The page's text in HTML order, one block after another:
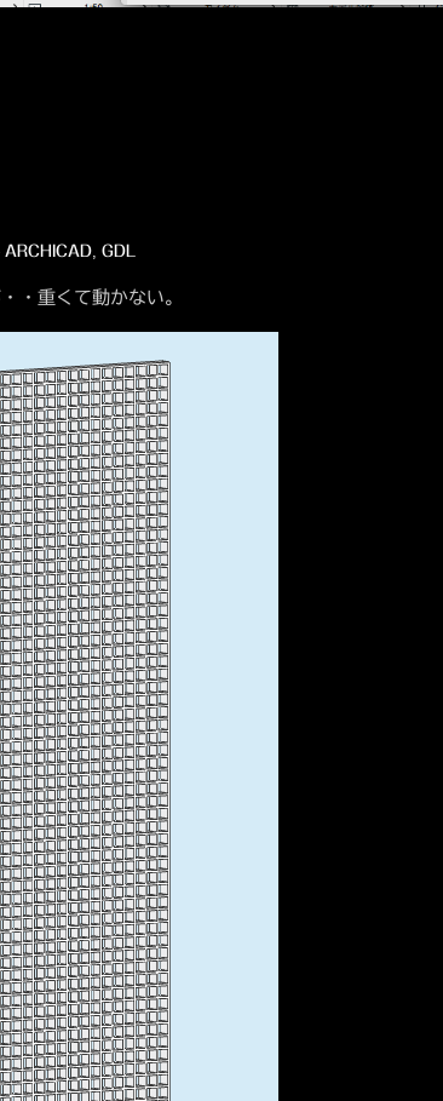
ARCHICAD GDL
・重くて動かない。